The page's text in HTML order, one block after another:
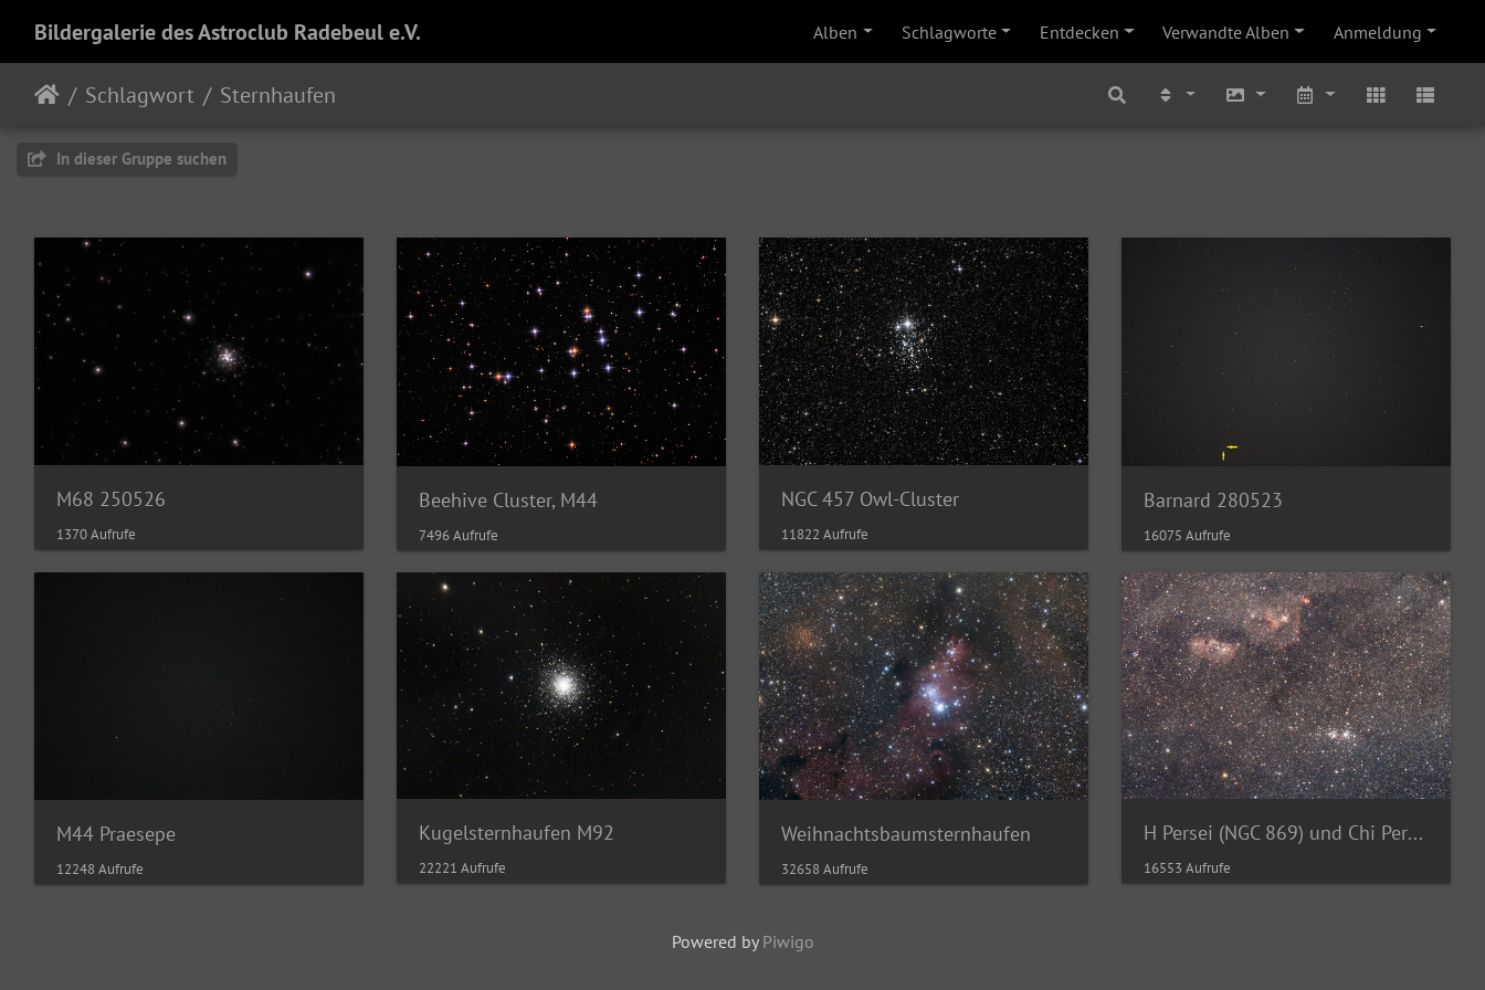
Bildergalerie des Astroclub Radebeul e.V. Alben Schlagworte Entdecken Verwandte Alben Anmeldung
Schlagwort Sternhaufen
In dieser Gruppe suchen
M68 250526
1370 Aufrufe
Beehive Cluster, M44
7496 Aufrufe
NGC 457 Owl-Cluster
11822 Aufrufe
Barnard 280523
16075 Aufrufe
M44 Praesepe
12248 Aufrufe
Kugelsternhaufen M92
22221 Aufrufe
Weihnachtsbaumsternhaufen
32658 Aufrufe
H Persei (NGC 869) und Chi Persei (NGC 884)
16553 Aufrufe
Powered by Piwigo